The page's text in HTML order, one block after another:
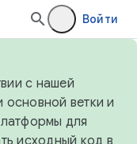
Войти
с нашей
ветки и
для
исходный код в